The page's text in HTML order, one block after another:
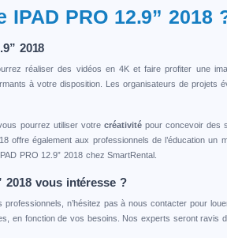
PRO 12.9” 2018
2018
réaliser des vidéos en 4K et faire profiter une
à votre disposition. Les organisateurs de projets
pourrez utiliser votre créativitépour concevoir des
offre également aux professionnels de l’éducation un
PRO 12.9” 2018 chez SmartRental.
2018 vous intéresse ?
n’hésitez pas à nous contacter pour
en fonction de vos besoins. Nos experts seront ravis